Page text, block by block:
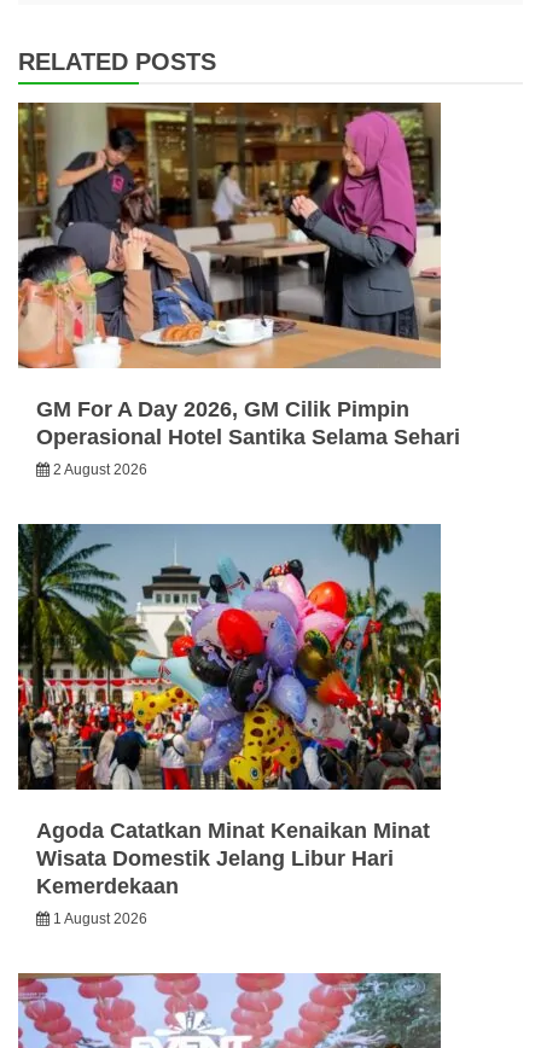
RELATED POSTS
GM For A Day 2026, GM Cilik Pimpin
Operasional Hotel Santika Selama Sehari
2 August 2026
Agoda Catatkan Minat Kenaikan Minat
Wisata Domestik Jelang Libur Hari
Kemerdekaan
1 August 2026